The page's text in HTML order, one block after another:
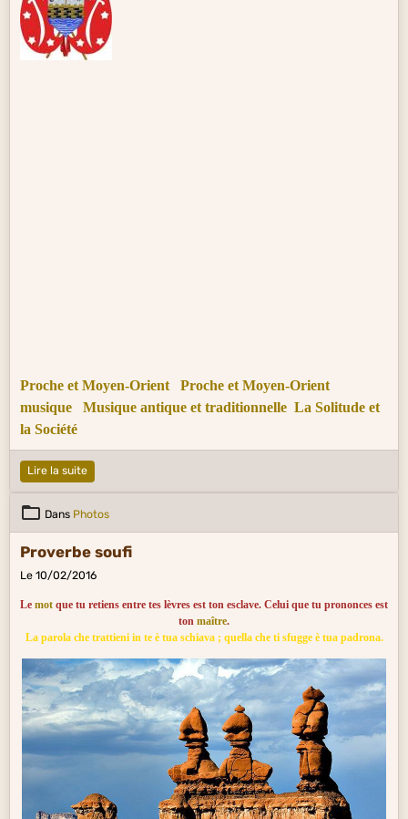
Proche et Moyen-Orient
Proche et Moyen-Orient
musique
Musique antique et traditionnelle La Solitude et
la Société
Lire la suite
Dans Photos
Proverbe soufi
Le 10/02/2016
Le mot que tu retiens entre tes lèvres est ton esclave. Celui que tu prononces est
ton maître.
La parola che trattieni in te è tua schiava ; quella che ti sfugge è tua padrona.